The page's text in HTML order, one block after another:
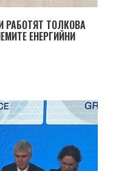
РАБОТЯТ ТОЛКОВА
ЕНЕРГИЙНИ